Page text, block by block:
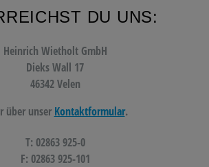
DU UNS:
Heinrich Wietholt GmbH
Dieks Wall 17
46342 Velen
über unser Kontaktformular.
T: 02863 925-0
F: 02863 925-101